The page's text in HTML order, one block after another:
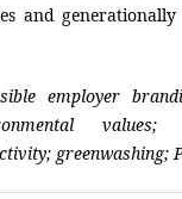
and
employer
greenwashing;